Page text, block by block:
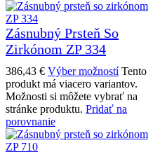
Zásnubný Prsteň So
Zirkónom ZP 334
386,43 € Výber možností Tento
produkt má viacero variantov.
Možnosti si môžete vybrať na
stránke produktu. Pridať na
porovnanie